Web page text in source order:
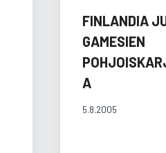
FINLANDIA
GAMESIEN
A
5.8.2005